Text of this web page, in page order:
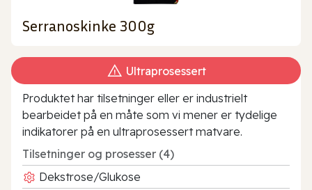
Serranoskinke 300g
Ultraprosessert
Produktet har tilsetninger eller er industrielt
bearbeidet på en måte som vi mener er tydelige
indikatorer på en ultraprosessert matvare.
Tilsetninger og prosesser (4)
Dekstrose/Glukose